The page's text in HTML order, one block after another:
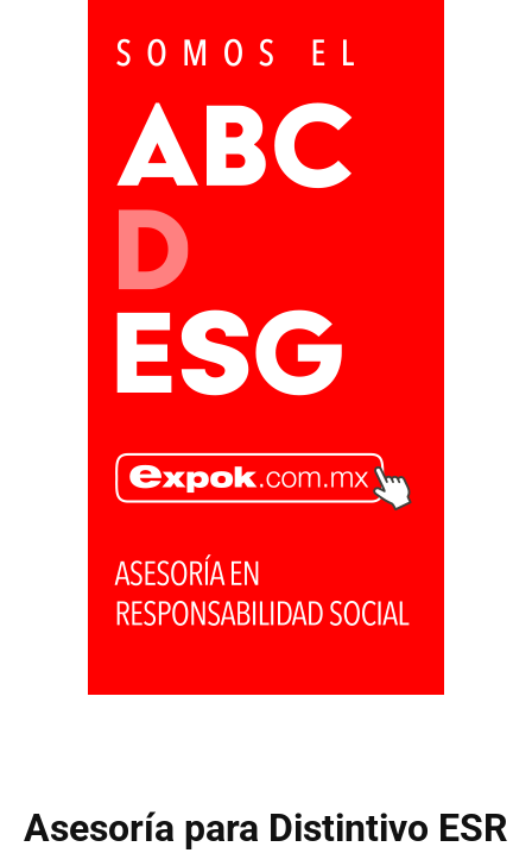
Asesoría para Distintivo ESR